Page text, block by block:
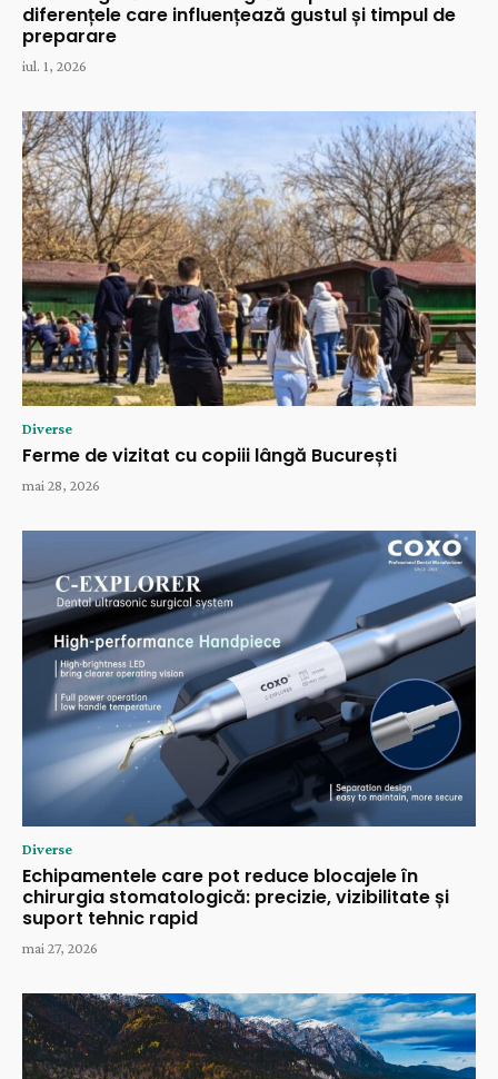
diferențele care influențează gustul și timpul de
preparare
iul. 1, 2026
Diverse
Ferme de vizitat cu copiii lângă București
mai 28, 2026
Diverse
Echipamentele care pot reduce blocajele în
chirurgia stomatologică: precizie, vizibilitate și
suport tehnic rapid
mai 27, 2026